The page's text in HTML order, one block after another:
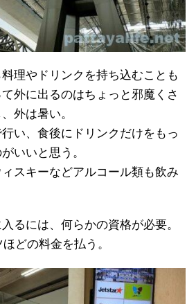
理やドリンクを持ち込むことも
外に出るのはちょっと邪魔くさ
外は暑い。
い、食後にドリンクだけをもっ
いいと思う。
スキーなどアルコール類も飲み
るには、何らかの資格が必要。
どの料金を払う。